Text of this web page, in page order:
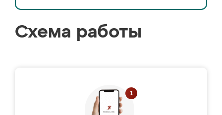
Схема работы